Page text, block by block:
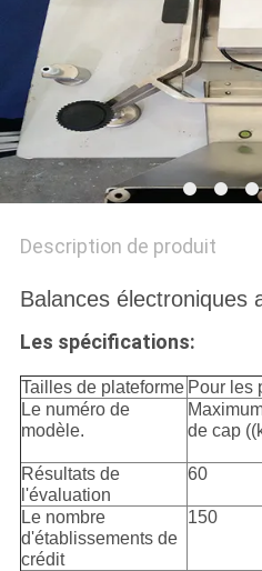
LES
AFFAIRES
DEMANDEZ
UN DEVIS
PLAN
SITE
PRIVACY
POLICY
Description de produit
Balances électroniques
Les spécifications:
Tailles de plateforme Pour les
Le numéro de
modèle.
de cap
Résultats de
l'évaluation
60
Le nombre
d'établissements de
crédit
150